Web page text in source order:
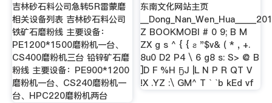
吉林砂石料公司急转5R雷蒙磨
相关设备列表 吉林砂石料公司
铁矿石磨粉线 主要设备：
PE1200*1500磨粉机一台、
CS400磨粉机三台 铅锌矿石磨
粉线 主要设备：PE900*1200
磨粉机一台、CS240磨粉机一
台、HPC220磨粉机两台
东南文化网站主页
Z BOOKMOBI # 0 9; B M
ZX g s ^ { { ƨ "$v& ( * , +.
8u0 D2 P4 \ 6 g8 s: S> @ B
]D F %H ҔJ |L N P R QT V
!X .YZ :\ GM^ T ` `b kEd vf